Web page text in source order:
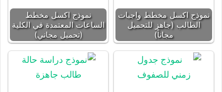
نموذج اكسل مخطط واجبات
الطالب (جاهز للتحميل
مجاناً)
نموذج اكسل مخطط
الساعات المعتمدة في الكلية
(تحميل مجاني)